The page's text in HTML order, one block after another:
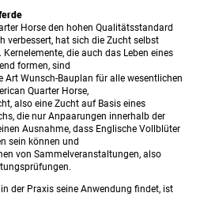
Horse den hohen Qualitätsstandard
verbessert, hat sich die Zucht selbst
die auch das Leben eines
formen, sind
Art Wunsch-Bauplan für alle wesentlichen
Quarter Horse,
also eine Zucht auf Basis eines
die nur Anpaarungen innerhalb der
Ausnahme, dass Englische Vollblüter
sein können und
von Sammelveranstaltungen, also
der Praxis seine Anwendung findet, ist